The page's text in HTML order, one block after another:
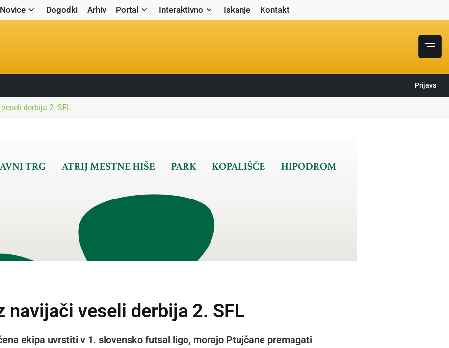
Novice Dogodki Arhiv Portal Interaktivno Iskanje Kontakt
Prijava
derbija 2. SFL
navijači veseli derbija 2. SFL
ekipa uvrstiti v 1. slovensko futsal ligo, morajo Ptujčane premagati